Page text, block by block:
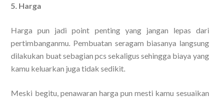
5. Harga
Harga pun jadi point penting yang jangan lepas dari
pertimbanganmu. Pembuatan seragam biasanya langsung
dilakukan buat sebagian pcs sekaligus sehingga biaya yang
kamu keluarkan juga tidak sedikit.
Meski begitu, penawaran harga pun mesti kamu sesuaikan